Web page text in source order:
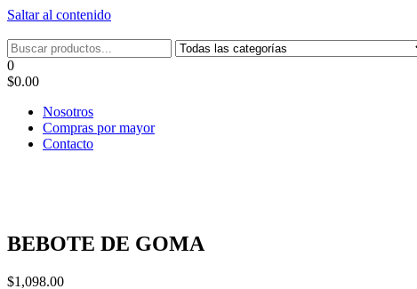
Saltar al contenido
Tel: 22087679 – Cel: 097 822122 – Joaquín Requena 2459
0
$0.00
Nosotros
Compras por mayor
Contacto
BEBOTE DE GOMA
$1,098.00